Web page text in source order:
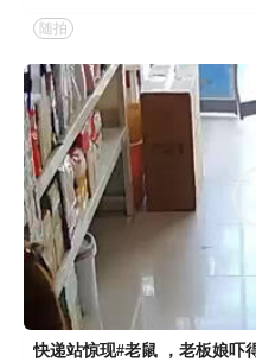
随拍
快递站惊现#老鼠 ，老板娘吓